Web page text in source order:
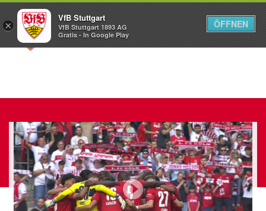
Menü
×
VfB Stuttgart
VfB Stuttgart 1893 AG
Gratis - In Google Play
ÖFFNEN